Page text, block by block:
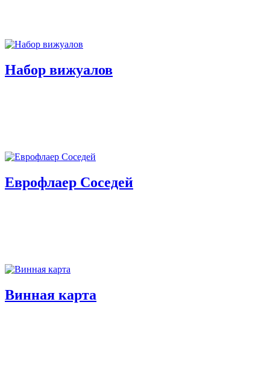
Набор вижуалов
Еврофлаер Соседей
Винная карта